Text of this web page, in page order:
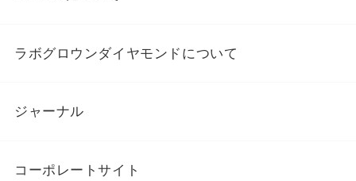
ラボグロウンダイヤモンドについて
ジャーナル
コーポレートサイト